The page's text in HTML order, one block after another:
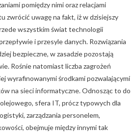
pomiędzy nimi oraz relacjami
zwrócić uwagę na fakt, iż w dzisiejszy
wszystkim świat technologii
i przesyle danych. Rozwiązania
bezpieczne, w zasadzie pozostają
Rośnie natomiast liczba zagrożeń
wyrafinowanymi środkami pozwalającymi
na sieci informatyczne. Odnosząc to do
sfera IT, prócz typowych dla
zarządzania personelem,
obejmuje między innymi tak